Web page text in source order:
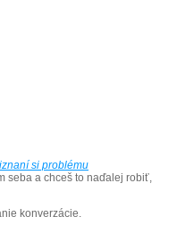
si problému
seba a chceš to naďalej robiť,
konverzácie.